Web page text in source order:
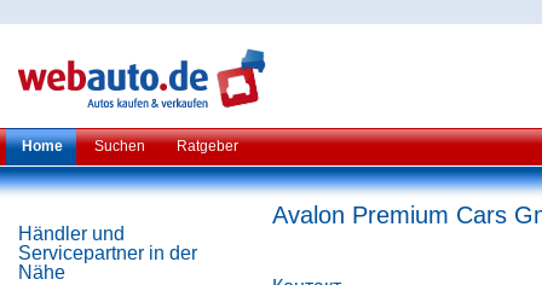
Home Suchen Ratgeber
Händler und
Servicepartner in der
Nähe
Avalon Premium Cars